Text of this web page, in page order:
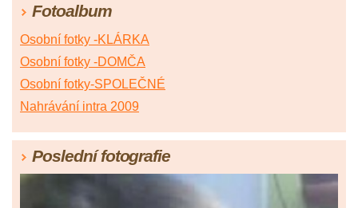
Fotoalbum
Osobní fotky -KLÁRKA
Osobní fotky -DOMČA
Osobní fotky-SPOLEČNÉ
Nahrávání intra 2009
Poslední fotografie